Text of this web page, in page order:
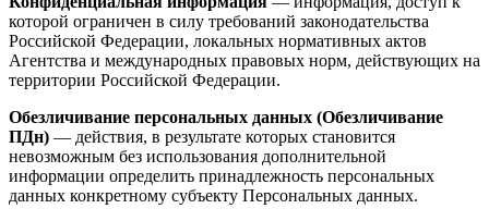
которой ограничен в силу требований законодательства
Российской Федерации, локальных нормативных актов
Агентства и международных правовых норм, действующих на
территории Российской Федерации.
Обезличивание персональных данных (Обезличивание
ПДн) — действия, в результате которых становится
невозможным без использования дополнительной
информации определить принадлежность персональных
данных конкретному субъекту Персональных данных.